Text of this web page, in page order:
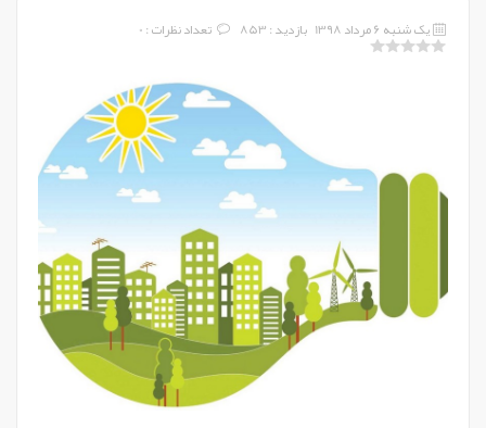
یک شنبه 6 مرداد 1398 بازدید : 853 تعداد نظرات : 0